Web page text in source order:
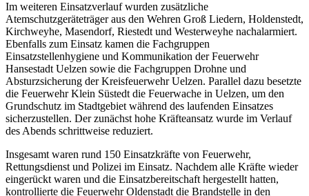
Im weiteren Einsatzverlauf wurden zusätzliche
Atemschutzgeräteträger aus den Wehren Groß Liedern, Holdenstedt,
Kirchweyhe, Masendorf, Riestedt und Westerweyhe nachalarmiert.
Ebenfalls zum Einsatz kamen die Fachgruppen
Einsatzstellenhygiene und Kommunikation der Feuerwehr
Hansestadt Uelzen sowie die Fachgruppen Drohne und
Absturzsicherung der Kreisfeuerwehr Uelzen. Parallel dazu besetzte
die Feuerwehr Klein Süstedt die Feuerwache in Uelzen, um den
Grundschutz im Stadtgebiet während des laufenden Einsatzes
sicherzustellen. Der zunächst hohe Kräfteansatz wurde im Verlauf
des Abends schrittweise reduziert.
Insgesamt waren rund 150 Einsatzkräfte von Feuerwehr,
Rettungsdienst und Polizei im Einsatz. Nachdem alle Kräfte wieder
eingerückt waren und die Einsatzbereitschaft hergestellt hatten,
kontrollierte die Feuerwehr Oldenstadt die Brandstelle in den